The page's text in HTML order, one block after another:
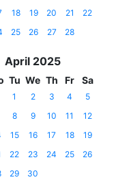
18 19 20 21
22
25 26 27 28
April 2025
Tu We Th Fr Sa
1 2 3 4
5
8 9 10 11
12
15 16 17 18
19
22 23 24 25
26
29 30